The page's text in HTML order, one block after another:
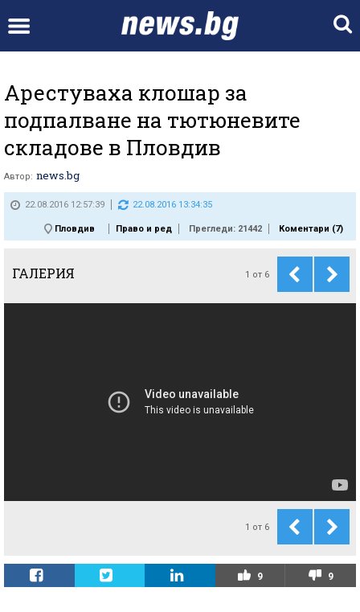
Арестуваха клошар за
подпалване на тютюневите
складове в Пловдив
Автор: news.bg
22.08.2016 12:57:39 22.08.2016 13:34:35
Пловдив Право и ред Прегледи: 21442 Коментари (7)
1 от 6
ГАЛЕРИЯ
1 от 6
9 9